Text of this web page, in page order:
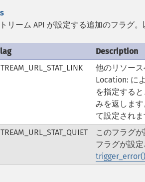
リーム API が設定する追加のフラグ
Description
他のリソー
Location: に
を指定する
みを返します
て設定されま
このフラグ
フラグが設
trigger_error()